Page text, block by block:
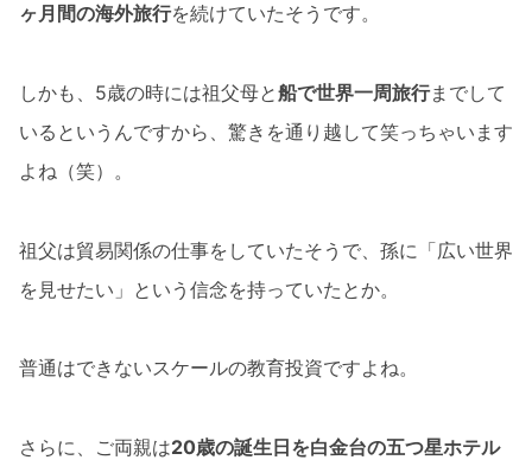
ヶ月間の海外旅行を続けていたそうです。
しかも、5歳の時には祖父母と船で世界一周旅行までして
いるというんですから、驚きを通り越して笑っちゃいます
よね（笑）。
祖父は貿易関係の仕事をしていたそうで、孫に「広い世界
を見せたい」という信念を持っていたとか。
普通はできないスケールの教育投資ですよね。
さらに、ご両親は20歳の誕生日を白金台の五つ星ホテル